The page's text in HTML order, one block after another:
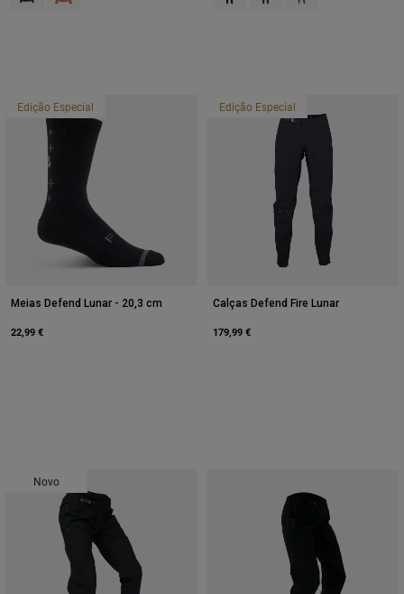
Edição Especial
Meias Defend Lunar - 20,3 cm
22,99 €
Edição Especial
Calças Defend Fire Lunar
179,99 €
Novo